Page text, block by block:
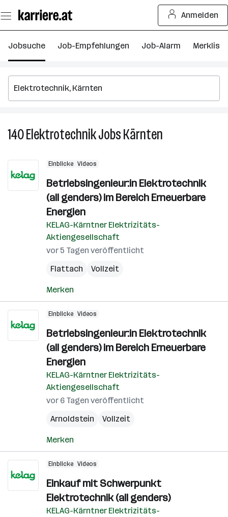
Seiteninhalt
springen
Anmelden
Jobsuche Job-Empfehlungen Job-Alarm Merkliste
140ElektrotechnikJobsKärnten
Kärnten
Einblicke Videos
Betriebsingenieur:in Elektrotechnik
(all genders) im Bereich Erneuerbare
Energien
KELAG-Kärntner Elektrizitäts-
Aktiengesellschaft
vor 5 Tagen veröffentlicht
Flattach
Vollzeit
Merken
Einblicke Videos
Betriebsingenieur:in Elektrotechnik
(all genders) im Bereich Erneuerbare
Energien
KELAG-Kärntner Elektrizitäts-
Aktiengesellschaft
vor 6 Tagen veröffentlicht
Arnoldstein
Vollzeit
Merken
Einblicke Videos
Einkauf mit Schwerpunkt
Elektrotechnik (all genders)
KELAG-Kärntner Elektrizitäts-